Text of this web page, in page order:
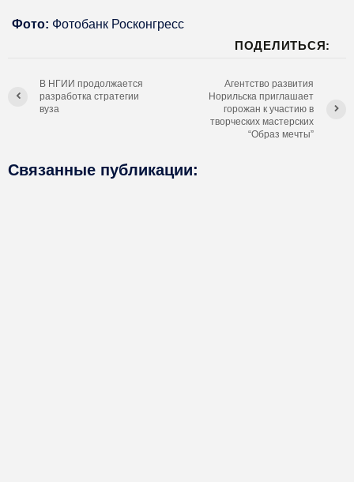
Фото: Фотобанк Росконгресс
ПОДЕЛИТЬСЯ:
В НГИИ продолжается
разработка стратегии
вуза
Агентство развития
Норильска приглашает
горожан к участию в
творческих мастерских
“Образ мечты”
Связанные публикации: